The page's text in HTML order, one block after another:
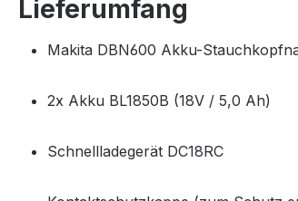
Lieferumfang
Makita DBN600 Akku-
2x Akku BL1850B (18V / 5,0 Ah)
Schnellladegerät DC18RC